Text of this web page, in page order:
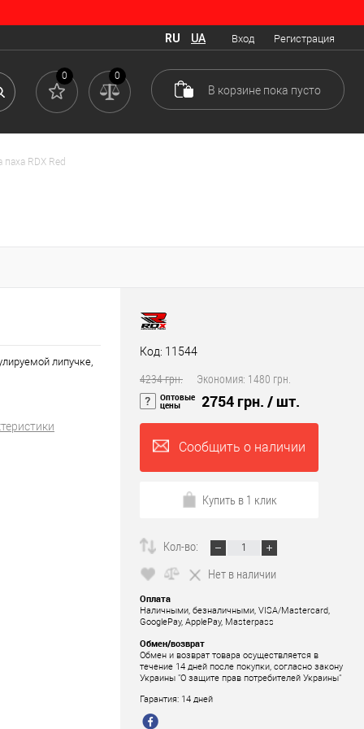
Вход Регистрация
RU UA
0 0
В корзине пока пусто
RDX Red
липучке,
Код: 11544
4234 грн. Экономия: 1480 грн.
Оптовые
цены 2754 грн. / шт.
Сообщить о наличии
Купить в 1 клик
Кол-во:
Нет в наличии
Оплата
Наличными, безналичными, VISA/Mastercard,
GooglePay, ApplePay, Masterpass
Обмен/возврат
Обмен и возврат товара осуществляется в
течение 14 дней после покупки, согласно закону
Украины "О защите прав потребителей Украины"
Гарантия: 14 дней